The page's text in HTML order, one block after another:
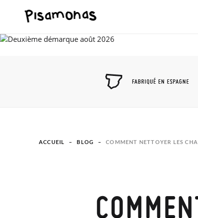
FABRIQUÉ EN ESPAGNE
ACCUEIL BLOG COMMENT NETTOYER LES